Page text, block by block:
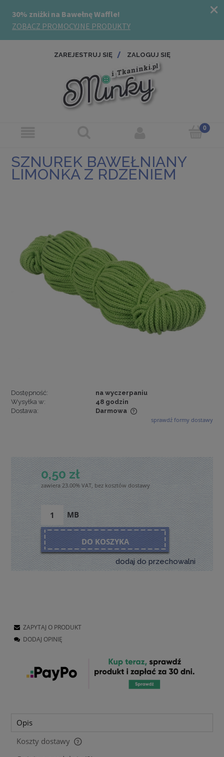
ZAREJESTRUJ SIĘ ZALOGUJ SIĘ
SZNUREK BAWEŁNIANY
LIMONKA Z RDZENIEM
Dostępność:
na wyczerpaniu
Wysyłka w:
48 godzin
Dostawa:
Darmowa
Cena nie zawiera ewentualnych kosztów płatności
sprawdź formy dostawy
0,50 zł
zawiera 23.00% VAT, bez kosztów dostawy
MB
DO KOSZYKA
dodaj do przechowalni
ZAPYTAJ O PRODUKT
DODAJ OPINIĘ
Opis
Koszty dostawy
Cena nie zawiera ewentualnych kosztów płatności